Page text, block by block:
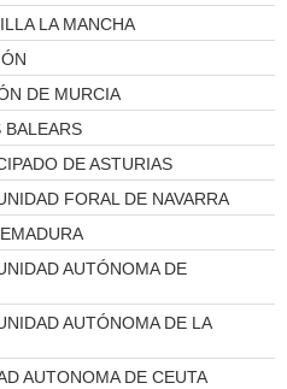
LA MANCHA
DE MURCIA
BALEARS
DE ASTURIAS
FORAL DE NAVARRA
AUTÓNOMA DE
AUTÓNOMA DE LA
AUTONOMA DE CEUTA